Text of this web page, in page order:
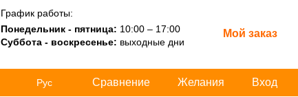
График работы:
Понедельник - пятница: 10:00 – 17:00
Суббота - воскресенье: выходные дни
Мой заказ
Рус Сравнение Желания Вход